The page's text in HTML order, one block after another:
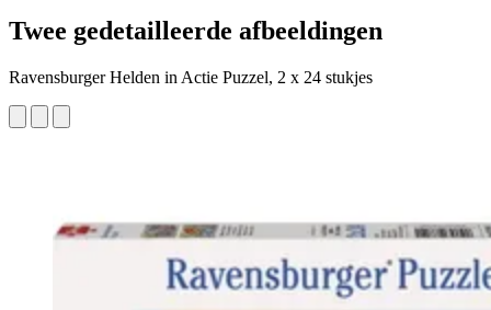
Twee gedetailleerde afbeeldingen
Ravensburger Helden in Actie Puzzel, 2 x 24 stukjes